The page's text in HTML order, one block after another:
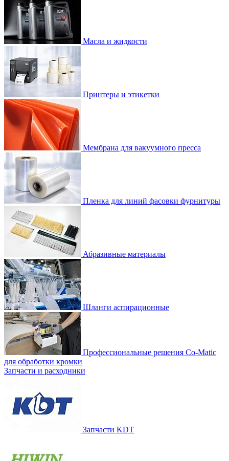
Масла и жидкости
Принтеры и этикетки
Мембрана для вакуумного пресса
Пленка для линий фасовки фурнитуры
Абразивные материалы
Шланги аспирационные
Профессиональные решения Co-Matic
для обработки кромки
Запчасти и расходники
Запчасти KDT